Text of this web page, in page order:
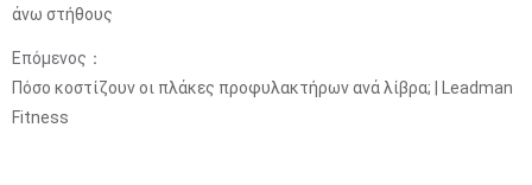
άνω στήθους
Επόμενος：
Πόσο κοστίζουν οι πλάκες προφυλακτήρων ανά λίβρα; | Leadman
Fitness